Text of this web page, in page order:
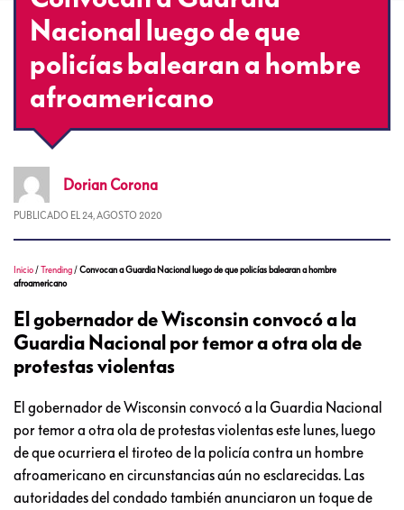
Nacional luego de que
policías balearan a hombre
afroamericano
Dorian Corona
PUBLICADO EL 24, AGOSTO 2020
Inicio /Trending /Convocan a Guardia Nacional luego de que policías balearan a hombre
afroamericano
El gobernador de Wisconsin convocó a la
Guardia Nacional por temor a otra ola de
protestas violentas
El gobernador de Wisconsin convocó a la Guardia Nacional
por temor a otra ola de protestas violentas este lunes, luego
de que ocurriera el tiroteo de la policía contra un hombre
afroamericano en circunstancias aún no esclarecidas. Las
autoridades del condado también anunciaron un toque de